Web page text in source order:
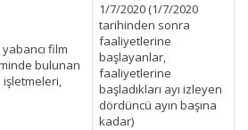
film
bulunan
işletmeleri,
1/7/2020 (1/7/2020
tarihinden sonra
faaliyetlerine
başlayanlar,
faaliyetlerine
başladıkları ayı izleyen
dördüncü ayın başına
kadar)